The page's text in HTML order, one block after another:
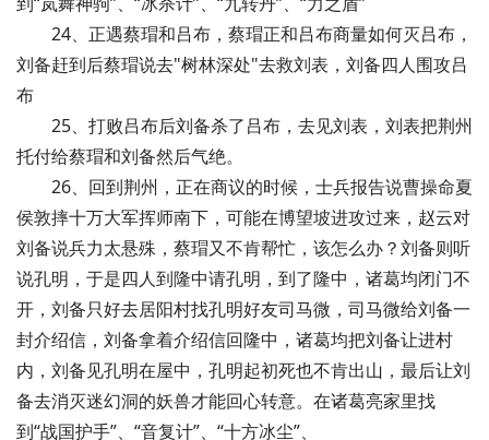
24、正遇蔡瑁和吕布，蔡瑁正和吕布商量如何灭吕布，
刘备赶到后蔡瑁说去"树林深处"去救刘表，刘备四人围攻吕
布
25、打败吕布后刘备杀了吕布，去见刘表，刘表把荆州
托付给蔡瑁和刘备然后气绝。
26、回到荆州，正在商议的时候，士兵报告说曹操命夏
侯敦摔十万大军挥师南下，可能在博望坡进攻过来，赵云对
刘备说兵力太悬殊，蔡瑁又不肯帮忙，该怎么办？刘备则听
说孔明，于是四人到隆中请孔明，到了隆中，诸葛均闭门不
开，刘备只好去居阳村找孔明好友司马微，司马微给刘备一
封介绍信，刘备拿着介绍信回隆中，诸葛均把刘备让进村
内，刘备见孔明在屋中，孔明起初死也不肯出山，最后让刘
备去消灭迷幻洞的妖兽才能回心转意。在诸葛亮家里找
到“战国护手”、“音复计”、“十方冰尘”、